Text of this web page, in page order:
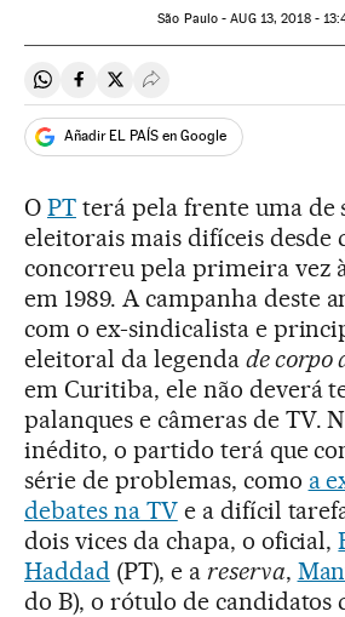
São Paulo -AUG13, 2018 -
Compartir en Whatsapp
Compartir en Facebook
Compartir en Twitter
Desplegar Redes
Añadir EL PAÍS en Google
O PTterá pela frente uma de
eleitorais mais difíceis desde
concorreu pela primeira vez
em 1989. A campanha deste
com o ex-sindicalista e
eleitoral da legenda de corpo
em Curitiba, ele não deverá
palanques e câmeras de TV.
inédito, o partido terá que
série de problemas, como a
debates na TVe a difícil
dois vices da chapa, o oficial,
Haddad (PT), e a reserva,
do B), o rótulo de candidatos